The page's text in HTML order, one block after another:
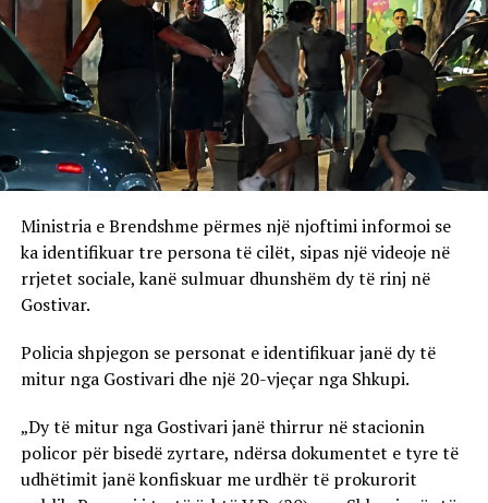
Ministria e Brendshme përmes një njoftimi informoi se
ka identifikuar tre persona të cilët, sipas një videoje në
rrjetet sociale, kanë sulmuar dhunshëm dy të rinj në
Gostivar.
Policia shpjegon se personat e identifikuar janë dy të
mitur nga Gostivari dhe një 20-vjeçar nga Shkupi.
„Dy të mitur nga Gostivari janë thirrur në stacionin
policor për bisedë zyrtare, ndërsa dokumentet e tyre të
udhëtimit janë konfiskuar me urdhër të prokurorit